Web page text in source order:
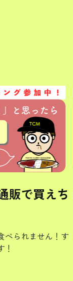
販で買えち
べられません！す